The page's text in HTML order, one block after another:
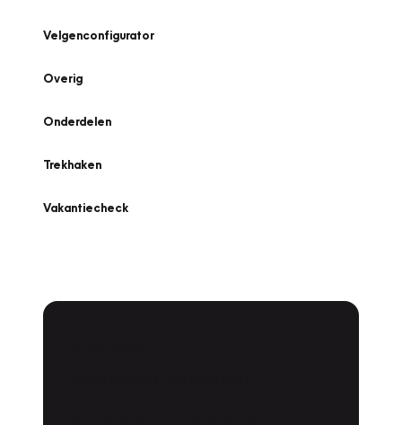
Velgenconfigurator
Overig
Onderdelen
Trekhaken
Vakantiecheck